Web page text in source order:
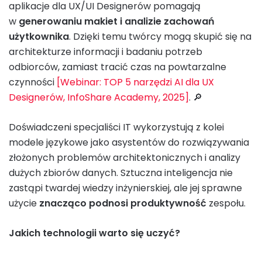
aplikacje dla UX/UI Designerów pomagają
w generowaniu makiet i analizie zachowań
użytkownika. Dzięki temu twórcy mogą skupić się na
architekturze informacji i badaniu potrzeb
odbiorców, zamiast tracić czas na powtarzalne
czynności [Webinar: TOP 5 narzędzi AI dla UX
Designerów, InfoShare Academy, 2025]. 🔎
Doświadczeni specjaliści IT wykorzystują z kolei
modele językowe jako asystentów do rozwiązywania
złożonych problemów architektonicznych i analizy
dużych zbiorów danych. Sztuczna inteligencja nie
zastąpi twardej wiedzy inżynierskiej, ale jej sprawne
użycie znacząco podnosi produktywność zespołu.
Jakich technologii warto się uczyć?